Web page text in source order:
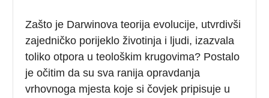
Zašto je Darwinova teorija evolucije, utvrdivši
zajedničko porijeklo životinja i ljudi, izazvala
toliko otpora u teološkim krugovima? Postalo
je očitim da su sva ranija opravdanja
vrhovnoga mjesta koje si čovjek pripisuje u